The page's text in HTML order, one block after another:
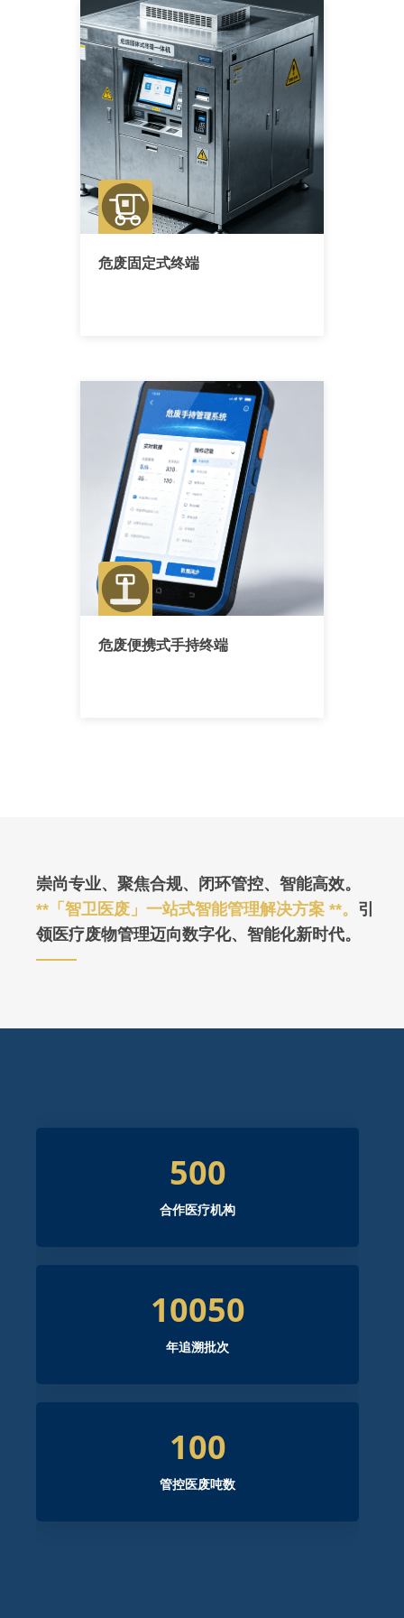
危废固定式终端
危废便携式手持终端
崇尚专业、聚焦合规、闭环管控、智能高效。
**「智卫医废」一站式智能管理解决方案 **。 引
领医疗废物管理迈向数字化、智能化新时代。
500
合作医疗机构
10050
年追溯批次
100
管控医废吨数